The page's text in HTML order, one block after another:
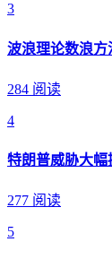
3
波浪理论数浪方
284 阅读
4
特朗普威胁大
277 阅读
5